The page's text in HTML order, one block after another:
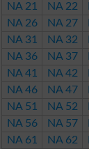
NA 21
NA 22
NA 26
NA 27
NA 31
NA 32
NA 36
NA 37
NA 41
NA 42
NA 46
NA 47
NA 51
NA 52
NA 56
NA 57
NA 61
NA 62